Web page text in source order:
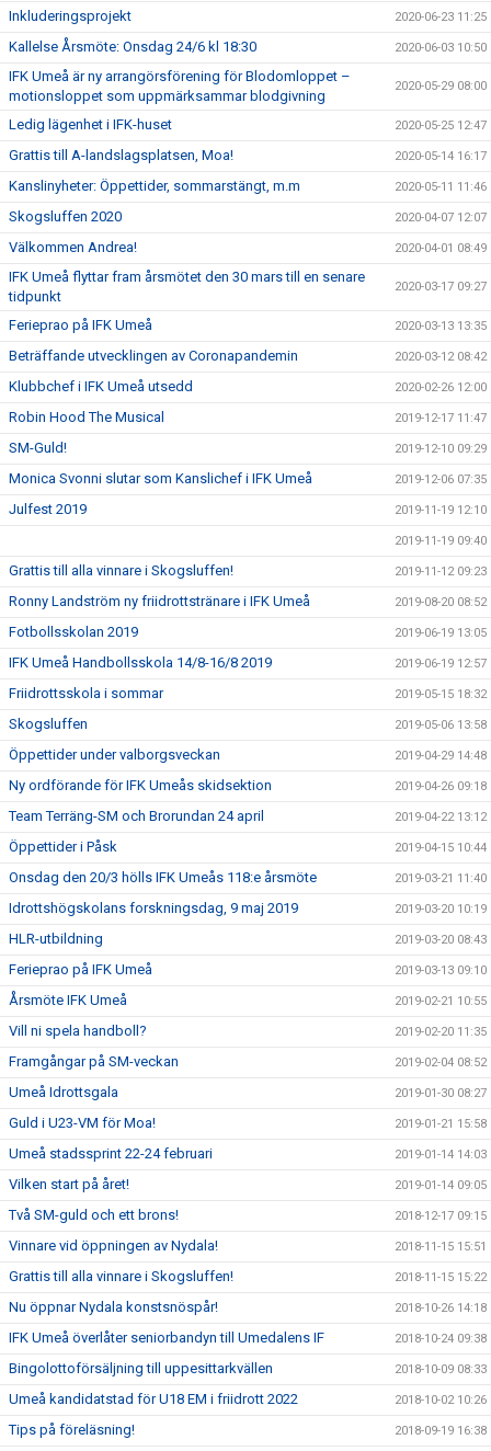
Inkluderingsprojekt 2020-06-23 11:25
Kallelse Årsmöte: Onsdag 24/6 kl 18:30 2020-06-03 10:50
IFK Umeå är ny arrangörsförening för Blodomloppet –
motionsloppet som uppmärksammar blodgivning
2020-05-29 08:00
Ledig lägenhet i IFK-huset 2020-05-25 12:47
Grattis till A-landslagsplatsen, Moa! 2020-05-14 16:17
Kanslinyheter: Öppettider, sommarstängt, m.m 2020-05-11 11:46
Skogsluffen 2020 2020-04-07 12:07
Välkommen Andrea! 2020-04-01 08:49
IFK Umeå flyttar fram årsmötet den 30 mars till en senare
tidpunkt
2020-03-17 09:27
Ferieprao på IFK Umeå 2020-03-13 13:35
Beträffande utvecklingen av Coronapandemin 2020-03-12 08:42
Klubbchef i IFK Umeå utsedd 2020-02-26 12:00
Robin Hood The Musical 2019-12-17 11:47
SM-Guld! 2019-12-10 09:29
Monica Svonni slutar som Kanslichef i IFK Umeå 2019-12-06 07:35
Julfest 2019 2019-11-19 12:10
2019-11-19 09:40
Grattis till alla vinnare i Skogsluffen! 2019-11-12 09:23
Ronny Landström ny friidrottstränare i IFK Umeå 2019-08-20 08:52
Fotbollsskolan 2019 2019-06-19 13:05
IFK Umeå Handbollsskola 14/8-16/8 2019 2019-06-19 12:57
Friidrottsskola i sommar 2019-05-15 18:32
Skogsluffen 2019-05-06 13:58
Öppettider under valborgsveckan 2019-04-29 14:48
Ny ordförande för IFK Umeås skidsektion 2019-04-26 09:18
Team Terräng-SM och Brorundan 24 april 2019-04-22 13:12
Öppettider i Påsk 2019-04-15 10:44
Onsdag den 20/3 hölls IFK Umeås 118:e årsmöte 2019-03-21 11:40
Idrottshögskolans forskningsdag, 9 maj 2019 2019-03-20 10:19
HLR-utbildning 2019-03-20 08:43
Ferieprao på IFK Umeå 2019-03-13 09:10
Årsmöte IFK Umeå 2019-02-21 10:55
Vill ni spela handboll? 2019-02-20 11:35
Framgångar på SM-veckan 2019-02-04 08:52
Umeå Idrottsgala 2019-01-30 08:27
Guld i U23-VM för Moa! 2019-01-21 15:58
Umeå stadssprint 22-24 februari 2019-01-14 14:03
Vilken start på året! 2019-01-14 09:05
Två SM-guld och ett brons! 2018-12-17 09:15
Vinnare vid öppningen av Nydala! 2018-11-15 15:51
Grattis till alla vinnare i Skogsluffen! 2018-11-15 15:22
Nu öppnar Nydala konstsnöspår! 2018-10-26 14:18
IFK Umeå överlåter seniorbandyn till Umedalens IF 2018-10-24 09:38
Bingolottoförsäljning till uppesittarkvällen 2018-10-09 08:33
Umeå kandidatstad för U18 EM i friidrott 2022 2018-10-02 10:26
Tips på föreläsning! 2018-09-19 16:38